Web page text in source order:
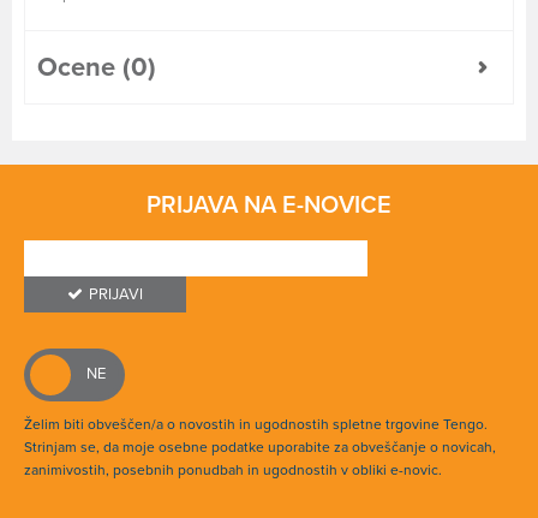
Ocene (0)
PRIJAVA NA E-NOVICE
PRIJAVI
Želim biti obveščen/a o novostih in ugodnostih spletne trgovine Tengo.
Strinjam se, da moje osebne podatke uporabite za obveščanje o novicah,
zanimivostih, posebnih ponudbah in ugodnostih v obliki e-novic.